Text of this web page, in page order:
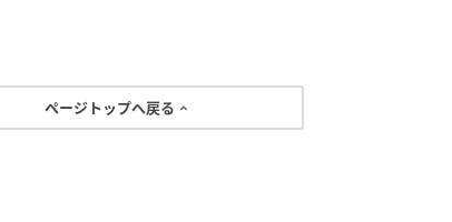
ページトップへ戻る